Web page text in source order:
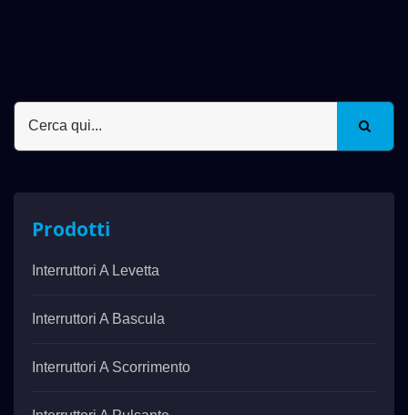
Prodotti
Interruttori A Levetta
Interruttori A Bascula
Interruttori A Scorrimento